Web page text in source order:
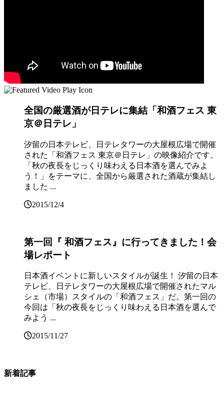
全国の厳選酒が日テレに集結「和酒フェス 東
京＠日テレ」
汐留の日本テレビ、日テレタワーの大屋根広場で開催
された「和酒フェス 東京＠日テレ」の映像紹介です。
「秋の夜長をじっくり味わえる日本酒を選んでみよ
う！」をテーマに、全国から厳選された酒蔵が集結し
ました ...
2015/12/4
第一回『 和酒フェス』に行ってきました！会
場レポート
日本酒イベントに新しいスタイルが誕生！ 汐留の日本
テレビ、日テレタワーの大屋根広場で開催されたマル
シェ（市場）スタイルの「和酒フェス」だ。第一回の
今回は「秋の夜長をじっくり味わえる日本酒を選んで
みよう ...
2015/11/27
新着記事